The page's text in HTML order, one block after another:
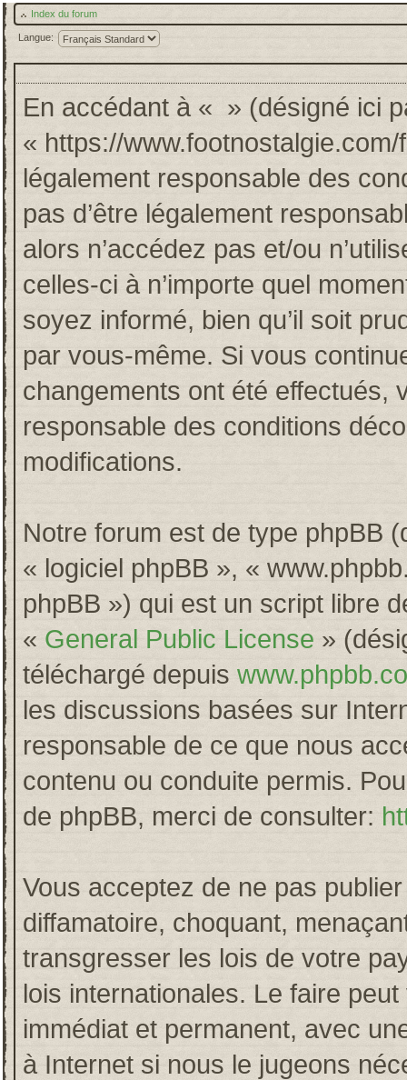
Index du forum
Langue:
En accédant à « » (désigné ici
« https://
légalement responsable des
pas d’être légalement
alors n’accédez pas et/ou
celles-ci à n’importe quel
soyez informé, bien qu’il soit
par vous-même. Si vous
changements ont été effectués,
responsable des conditions
modifications.
Notre forum est de type phpBB
« logiciel phpBB », «
phpBB ») qui est un script libre
« General Public License »
téléchargé depuis
les discussions basées sur
responsable de ce que nous
contenu ou conduite permis.
de phpBB, merci de consulter:
Vous acceptez de ne pas
diffamatoire, choquant,
transgresser les lois de votre
lois internationales. Le faire
immédiat et permanent, avec
à Internet si nous le jugeons